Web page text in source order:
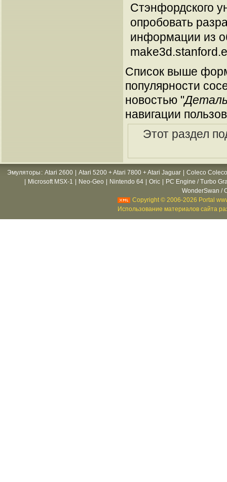
Стэнфордского
опробовать
информации из
Список выше
популярности
новостью "
навигации
Этот раздел
Эмуляторы : Atari 2600 Atari 5200 + Atari 7800 + Atari Jaguar
Coleco
Microsoft MSX-1 Neo-Geo Nintendo 64 Oric
PC Engine / Turbo
WonderSwan /
Copyright © 2006-2026 Portal
Использование материалов сайта